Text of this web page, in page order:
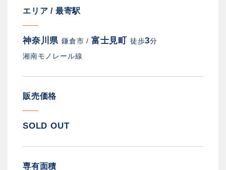
エリア / 最寄駅
神奈川県 鎌倉市 / 富士見町 徒歩3分
湘南モノレール線
販売価格
SOLD OUT
専有面積